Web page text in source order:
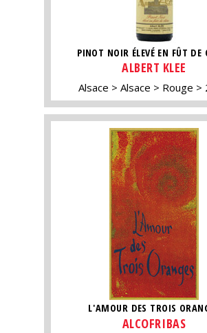
PINOT NOIR ÉLEVÉ EN FÛT DE
ALBERT KLEE
Alsace Alsace Rouge
L'AMOUR DES TROIS
ALCOFRIBAS